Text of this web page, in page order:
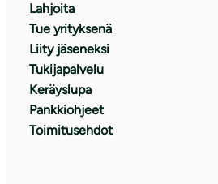
Lahjoita
Tue yrityksenä
Liity jäseneksi
Tukijapalvelu
Keräyslupa
Pankkiohjeet
Toimitusehdot